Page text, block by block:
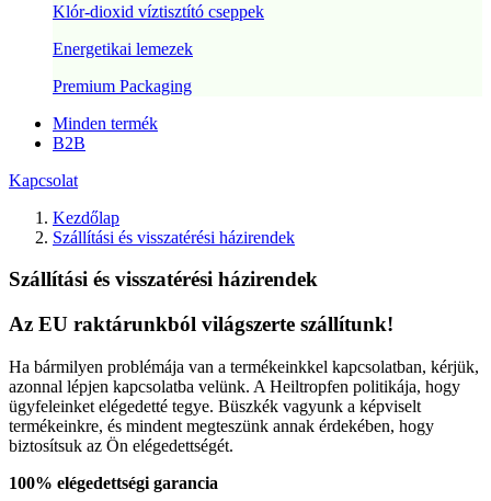
Klór-dioxid víztisztító cseppek
Energetikai lemezek
Premium Packaging
Minden termék
B2B
Kapcsolat
Kezdőlap
Szállítási és visszatérési házirendek
Szállítási és visszatérési házirendek
Az EU raktárunkból világszerte szállítunk!
Ha bármilyen problémája van a termékeinkkel kapcsolatban, kérjük,
azonnal lépjen kapcsolatba velünk. A Heiltropfen politikája, hogy
ügyfeleinket elégedetté tegye. Büszkék vagyunk a képviselt
termékeinkre, és mindent megteszünk annak érdekében, hogy
biztosítsuk az Ön elégedettségét.
100% elégedettségi garancia